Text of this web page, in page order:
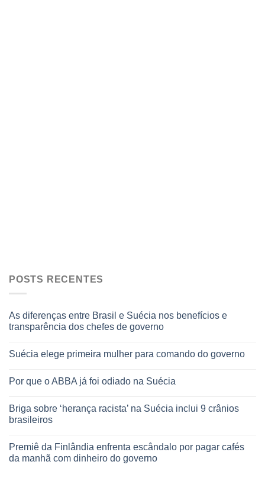
POSTS RECENTES
As diferenças entre Brasil e Suécia nos benefícios e
transparência dos chefes de governo
Suécia elege primeira mulher para comando do governo
Por que o ABBA já foi odiado na Suécia
Briga sobre ‘herança racista’ na Suécia inclui 9 crânios
brasileiros
Premiê da Finlândia enfrenta escândalo por pagar cafés
da manhã com dinheiro do governo